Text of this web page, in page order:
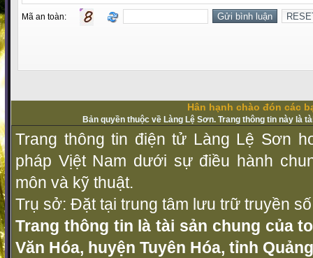
Mã an toàn:
Hân hạnh chào đón các
Bản quyền thuộc về Làng Lệ Sơn. Trang thông tin này là
Trang thông tin điện tử Làng Lệ Sơn
pháp Vịệt Nam dưới sự điều hành
môn và kỹ thuật.
Trụ sở: Đặt tại trung tâm lưu trữ truyền
Trang thông tin là tài sản chung của
Văn Hóa, huyện Tuyên Hóa, tỉnh